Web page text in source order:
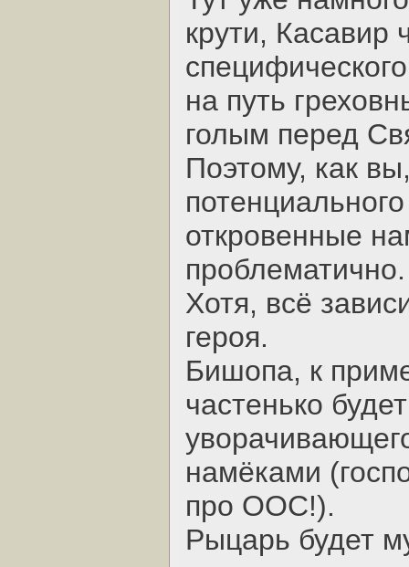
крути, Касавир
на путь
голым перед
Поэтому, как
откровенные
проблематично.
Хотя, всё
героя.
Бишопа, к
частенько
намёками
про ООС!).
Рыцарь будет